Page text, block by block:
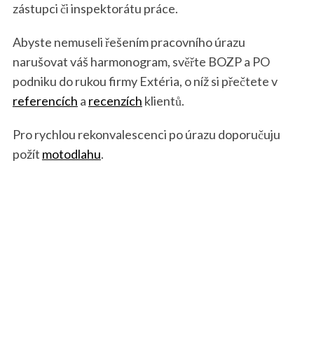
zástupci či inspektorátu práce.
Abyste nemuseli řešením pracovního úrazu
narušovat váš harmonogram, svěřte BOZP a PO
podniku do rukou firmy Extéria, o níž si přečtete v
referencích a recenzích klientů.
Pro rychlou rekonvalescenci po úrazu doporučuju
požít motodlahu.